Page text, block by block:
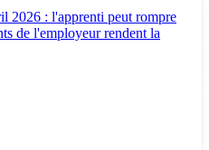
2026 : l'apprenti peut rompre
de l'employeur rendent la